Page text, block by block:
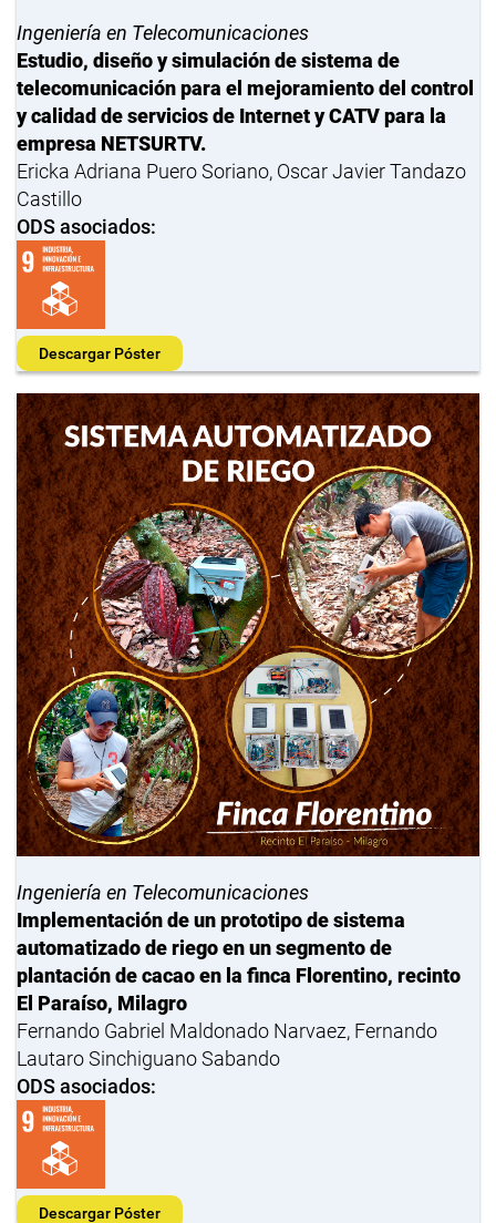
Ingeniería en Telecomunicaciones
Estudio, diseño y simulación de sistema de
telecomunicación para el mejoramiento del control
y calidad de servicios de Internet y CATV para la
empresa NETSURTV.
Ericka Adriana Puero Soriano, Oscar Javier Tandazo
Castillo
ODS asociados:
Descargar Póster
Ingeniería en Telecomunicaciones
Implementación de un prototipo de sistema
automatizado de riego en un segmento de
plantación de cacao en la finca Florentino, recinto
El Paraíso, Milagro
Fernando Gabriel Maldonado Narvaez, Fernando
Lautaro Sinchiguano Sabando
ODS asociados:
Descargar Póster